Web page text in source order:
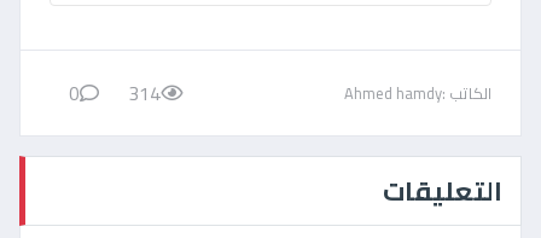
الكاتب :Ahmed hamdy 314
0
التعليقات